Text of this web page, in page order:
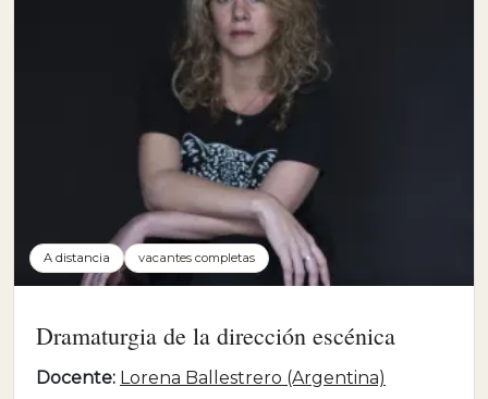
A distancia vacantes completas
Dramaturgia de la dirección escénica
Docente: Lorena Ballestrero (Argentina)